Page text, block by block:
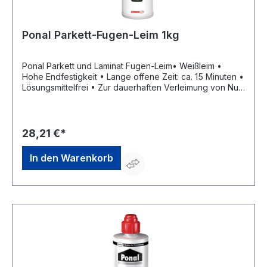
Ponal Parkett-Fugen-Leim 1kg
Ponal Parkett und Laminat Fugen-Leim• Weißleim •
Hohe Endfestigkeit • Lange offene Zeit: ca. 15 Minuten •
Lösungsmittelfrei • Zur dauerhaften Verleimung von Nut
wasserfeste Verleimungen nach DIN EN 204
D3Gefahrenhinweise:EUH208: Enthält
Isothiazolinongemisch (C(M)IT/MIT (3:1)) . Kann
allergische Reaktionen hervorrufen.
28,21 €*
In den Warenkorb